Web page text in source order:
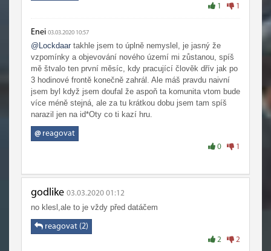
což se mi v podstatě i dostalo, nic moc jinýho jsem od toho
raidy, který jsem na vanille nebyl), když jsem většinu věcí,
1 1
Enei 03.03.2020 10:57
@Lockdaar takhle jsem to úplně nemyslel, je jasný že
vzpomínky a objevování nového území mi zůstanou, spíš
mě štvalo ten první měsíc, kdy pracující člověk dřív jak po
3 hodinové frontě konečně zahrál. Ale máš pravdu naivní
jsem byl když jsem doufal že aspoň ta komunita vtom bude
více méně stejná, ale za tu krátkou dobu jsem tam spíš
narazil jen na id*Oty co ti kazí hru.
@reagovat
0 1
godlike 03.03.2020 01:12
no klesl,ale to je vždy před datáčem
reagovat (2)
2 2